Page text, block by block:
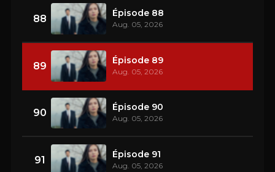
88 Épisode 88
Aug. 05, 2026
89 Épisode 89
Aug. 05, 2026
90 Épisode 90
Aug. 05, 2026
91 Épisode 91
Aug. 05, 2026